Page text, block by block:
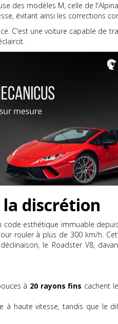
des modèles M, celle de
évitant ainsi les corrections
C'est une voiture capable de
discrétion
code esthétique immuable
rouler à plus de 300 km/h.
le Roadster V8,
à 20 rayons fins cachent
à haute vitesse, tandis que le